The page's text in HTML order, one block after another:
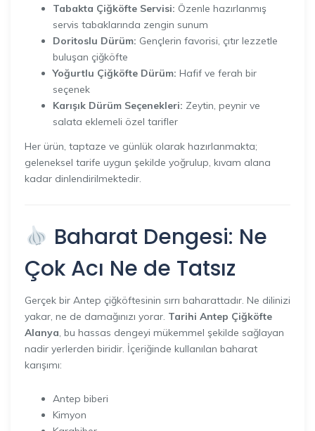
Tabakta Çiğköfte Servisi: Özenle hazırlanmış
servis tabaklarında zengin sunum
Doritoslu Dürüm: Gençlerin favorisi, çıtır lezzetle
buluşan çiğköfte
Yoğurtlu Çiğköfte Dürüm: Hafif ve ferah bir
seçenek
Karışık Dürüm Seçenekleri: Zeytin, peynir ve
salata eklemeli özel tarifler
Her ürün, taptaze ve günlük olarak hazırlanmakta;
geleneksel tarife uygun şekilde yoğrulup, kıvam alana
kadar dinlendirilmektedir.
Baharat Dengesi: Ne
Çok Acı Ne de Tatsız
Gerçek bir Antep çiğköftesinin sırrı baharattadır. Ne dilinizi
yakar, ne de damağınızı yorar. Tarihi Antep Çiğköfte
Alanya, bu hassas dengeyi mükemmel şekilde sağlayan
nadir yerlerden biridir. İçeriğinde kullanılan baharat
karışımı:
Antep biberi
Kimyon